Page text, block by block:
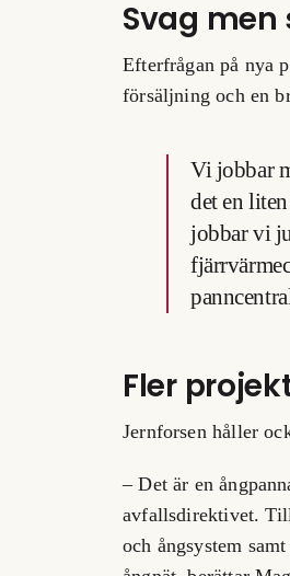
Svag
Efterfrågan på nya
försäljning och en
Vi jobbar
det en
jobbar vi
Fler
Jernforsen håller
– Det är en
avfallsdirektivet.
och ångsystem